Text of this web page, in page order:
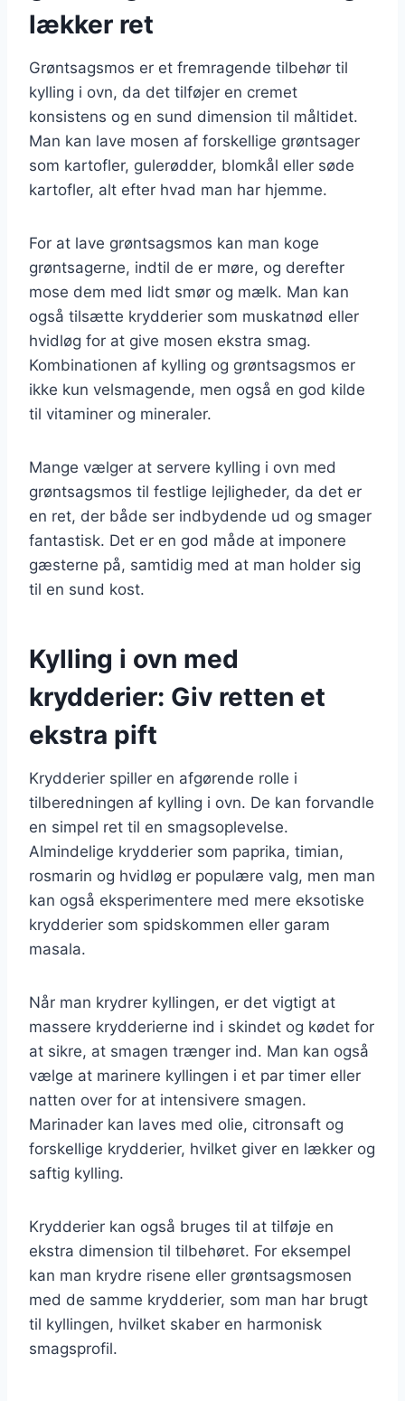
lækker ret
Grøntsagsmos er et fremragende tilbehør til
kylling i ovn, da det tilføjer en cremet
konsistens og en sund dimension til måltidet.
Man kan lave mosen af forskellige grøntsager
som kartofler, gulerødder, blomkål eller søde
kartofler, alt efter hvad man har hjemme.
For at lave grøntsagsmos kan man koge
grøntsagerne, indtil de er møre, og derefter
mose dem med lidt smør og mælk. Man kan
også tilsætte krydderier som muskatnød eller
hvidløg for at give mosen ekstra smag.
Kombinationen af kylling og grøntsagsmos er
ikke kun velsmagende, men også en god kilde
til vitaminer og mineraler.
Mange vælger at servere kylling i ovn med
grøntsagsmos til festlige lejligheder, da det er
en ret, der både ser indbydende ud og smager
fantastisk. Det er en god måde at imponere
gæsterne på, samtidig med at man holder sig
til en sund kost.
Kylling i ovn med
krydderier: Giv retten et
ekstra pift
Krydderier spiller en afgørende rolle i
tilberedningen af kylling i ovn. De kan forvandle
en simpel ret til en smagsoplevelse.
Almindelige krydderier som paprika, timian,
rosmarin og hvidløg er populære valg, men man
kan også eksperimentere med mere eksotiske
krydderier som spidskommen eller garam
masala.
Når man krydrer kyllingen, er det vigtigt at
massere krydderierne ind i skindet og kødet for
at sikre, at smagen trænger ind. Man kan også
vælge at marinere kyllingen i et par timer eller
natten over for at intensivere smagen.
Marinader kan laves med olie, citronsaft og
forskellige krydderier, hvilket giver en lækker og
saftig kylling.
Krydderier kan også bruges til at tilføje en
ekstra dimension til tilbehøret. For eksempel
kan man krydre risene eller grøntsagsmosen
med de samme krydderier, som man har brugt
til kyllingen, hvilket skaber en harmonisk
smagsprofil.